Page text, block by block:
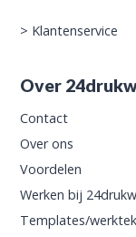
> Klantenservice
Over
Contact
Over ons
Voordelen
Werken bij
Templates/